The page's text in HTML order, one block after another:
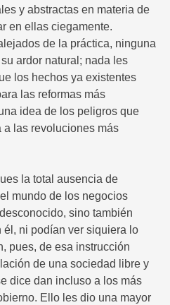
y abstractas en materia de
en ellas ciegamente.
de la práctica, ninguna
ardor natural; nada les
los hechos ya existentes
las reformas más
idea de los peligros que
a las revoluciones más
la total ausencia de
mundo de los negocios
sino también
ni podían ver siquiera lo
pues, de esa instrucción
de una sociedad libre y
dice dan incluso a los más
Ello les dio una mayor